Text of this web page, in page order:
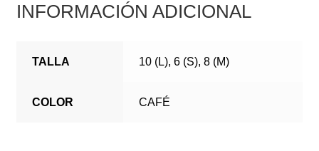
INFORMACIÓN ADICIONAL
TALLA 10 (L), 6 (S), 8 (M)
COLOR CAFÉ